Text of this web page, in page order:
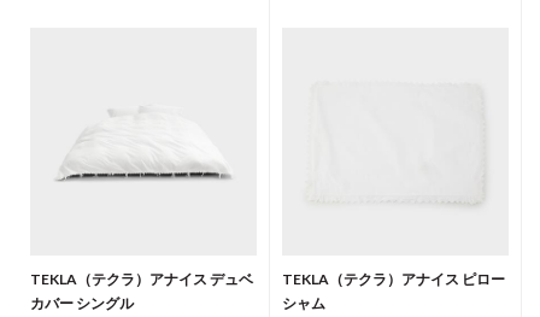
TEKLA（テクラ）アナイス デュベ
カバー シングル
TEKLA（テクラ）アナイス ピロー
シャム